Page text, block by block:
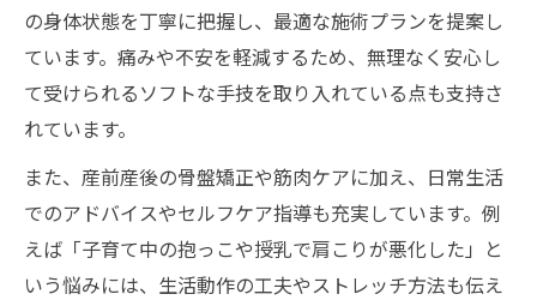
の身体状態を丁寧に把握し、最適な施術プランを提案し
ています。痛みや不安を軽減するため、無理なく安心し
て受けられるソフトな手技を取り入れている点も支持さ
れています。
また、産前産後の骨盤矯正や筋肉ケアに加え、日常生活
でのアドバイスやセルフケア指導も充実しています。例
えば「子育て中の抱っこや授乳で肩こりが悪化した」と
いう悩みには、生活動作の工夫やストレッチ方法も伝え